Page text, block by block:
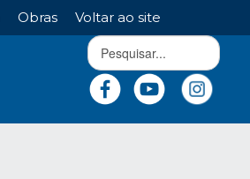
Obras Voltar ao site